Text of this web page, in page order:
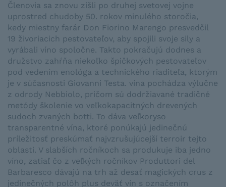
Členovia sa znovu zišli po druhej svetovej vojne
uprostred chudoby 50. rokov minulého storočia,
kedy miestny farár Don Fiorino Marengo presvedčil
19 živoriacich pestovateľov, aby spojili svoje sily a
vyrábali víno spoločne. Takto pokračujú dodnes a
družstvo zahŕňa niekoľko špičkových pestovateľov
pod vedením enológa a technického riaditeľa, ktorým
je v súčasnosti Giovanni Testa. vína pochádza výlučne
z odrody Nebbiolo, pričom sú dodržiavané tradičné
metódy školenie vo veľkokapacitných drevených
sudoch zvaných botti. To dáva veľkoryso
transparentné vína, ktoré ponúkajú jedinečnú
príležitosť preskúmať najvzrušujúcejší terroir tejto
oblasti. V slabších ročníkoch sa produkuje iba jedno
víno, zatiaľ čo z veľkých ročníkov Produttori del
Barbaresco dávajú na trh až desať magických crus z
jedinečných polôh plus deväť vín s označením